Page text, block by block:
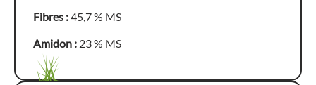
Fibres :45,7 % MS
Amidon : 23 % MS